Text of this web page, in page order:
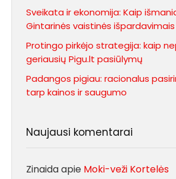
Sveikata ir ekonomija: Kaip
Gintarinės vaistinės išpardavimais
Protingo pirkėjo strategija: kaip
geriausių Pigu.lt pasiūlymų
Padangos pigiau: racionalus
tarp kainos ir saugumo
Naujausi komentarai
Zinaidaapie Moki-veži Kortelės